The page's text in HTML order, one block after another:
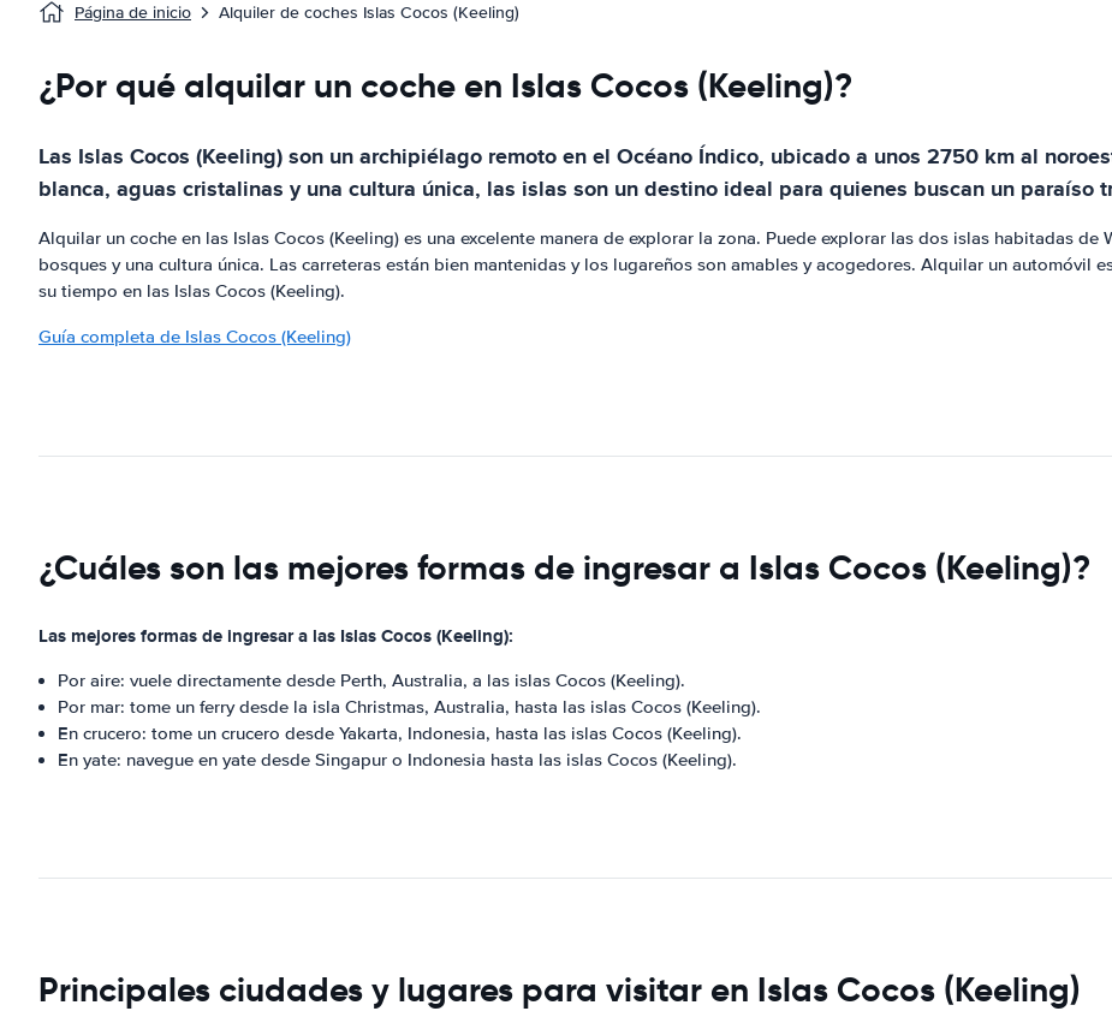
Página de inicio Alquiler de coches Islas Cocos (Keeling)
¿Por qué alquilar un coche en Islas Cocos (Keeling)?
Las Islas Cocos (Keeling) son un archipiélago remoto en el Océano Índico, ubicado a unos 2750 km al
blanca, aguas cristalinas y una cultura única, las islas son un destino ideal para quienes buscan un paraíso
Alquilar un coche en las Islas Cocos (Keeling) es una excelente manera de explorar la zona. Puede explorar las dos islas habitadas
bosques y una cultura única. Las carreteras están bien mantenidas y los lugareños son amables y acogedores. Alquilar un automóvil
su tiempo en las Islas Cocos (Keeling).
Guía completa de Islas Cocos (Keeling)
¿Cuáles son las mejores formas de ingresar a Islas Cocos (Keeling)?
Las mejores formas de ingresar a las Islas Cocos (Keeling):
Por aire: vuele directamente desde Perth, Australia, a las islas Cocos (Keeling).
Por mar: tome un ferry desde la isla Christmas, Australia, hasta las islas Cocos (Keeling).
En crucero: tome un crucero desde Yakarta, Indonesia, hasta las islas Cocos (Keeling).
En yate: navegue en yate desde Singapur o Indonesia hasta las islas Cocos (Keeling).
Principales ciudades y lugares para visitar en Islas Cocos (Keeling)